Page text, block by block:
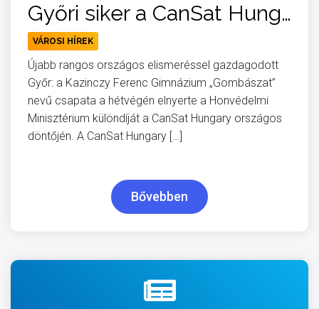
Győri siker a CanSat Hungary országos döntőjén – honvédelmi különdíjat nyert a Kazinczy Ferenc Gimnázium csapata
VÁROSI HÍREK
Újabb rangos országos elismeréssel gazdagodott
Győr: a Kazinczy Ferenc Gimnázium „Gombászat”
nevű csapata a hétvégén elnyerte a Honvédelmi
Minisztérium különdíját a CanSat Hungary országos
döntőjén. A CanSat Hungary […]
Bővebben